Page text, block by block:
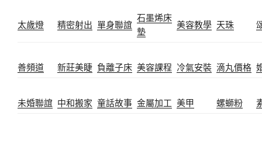
太歲燈 精密射出 單身聯誼
石墨烯床
墊
美容教學 天珠
善頻道 新莊美睫 負離子床 美容課程 冷氣安裝 滴丸價格
未婚聯誼 中和搬家 童話故事 金屬加工 美甲 螺螄粉